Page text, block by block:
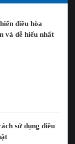
điều hòa
và dễ hiểu nhất
sử dụng điều